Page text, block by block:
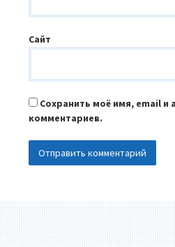
Сайт
Сохранить моё имя, email и
комментариев.